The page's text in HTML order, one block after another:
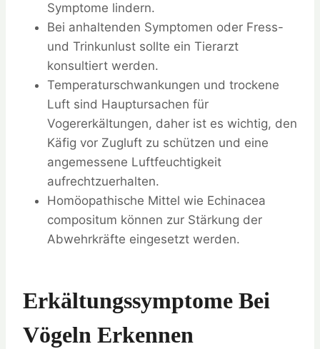
Symptome lindern.
Bei anhaltenden Symptomen oder Fress-
und Trinkunlust sollte ein Tierarzt
konsultiert werden.
Temperaturschwankungen und trockene
Luft sind Hauptursachen für
Vogererkältungen, daher ist es wichtig, den
Käfig vor Zugluft zu schützen und eine
angemessene Luftfeuchtigkeit
aufrechtzuerhalten.
Homöopathische Mittel wie Echinacea
compositum können zur Stärkung der
Abwehrkräfte eingesetzt werden.
Erkältungssymptome Bei
Vögeln Erkennen